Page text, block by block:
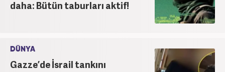
daha: Bütün taburları aktif!
DÜNYA
Gazze’de İsrail tankını